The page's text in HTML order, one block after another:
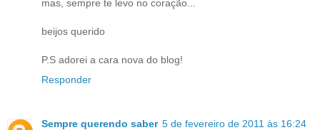
mas, sempre te levo no coração...
beijos querido
P.S adorei a cara nova do blog!
Responder
Sempre querendo saber 5 de fevereiro de 2011 às 16:24